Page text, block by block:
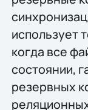
использует
когда все
состоянии,
резервных